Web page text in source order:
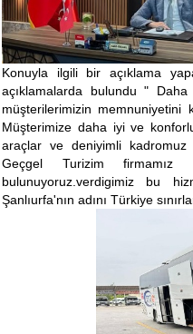
Konuyla ilgili bir açıklama
açıklamalarda bulundu "
müşterilerimizin memnuniyetini
Müşterimize daha iyi ve
araçlar ve deniyimli
Geçgel Turizim firmamız
bulunuyoruz.verdigimiz bu
Şanlıurfa'nın adını Türkiye